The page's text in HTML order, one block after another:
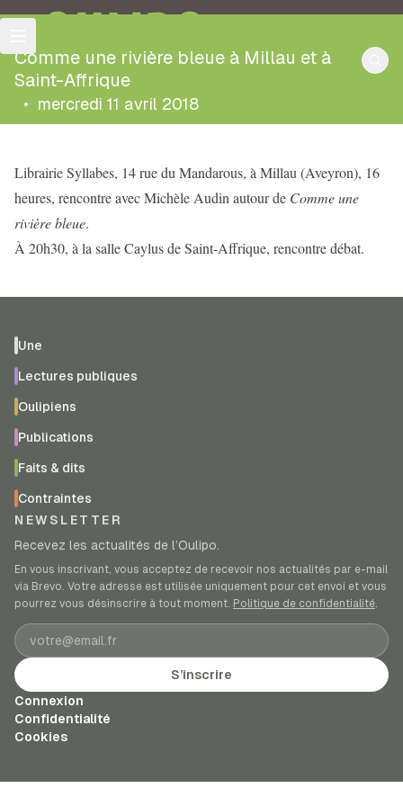
OULIPO
Comme une rivière bleue à Millau et à
Saint-Affrique
• mercredi 11 avril 2018
Librairie Syllabes, 14 rue du Mandarous, à Millau (Aveyron), 16
heures, rencontre avec Michèle Audin autour de Comme une
rivière bleue.
À 20h30, à la salle Caylus de Saint-Affrique, rencontre débat.
Une
Lectures publiques
Oulipiens
Publications
Faits & dits
Contraintes
NEWSLETTER
Recevez les actualités de l’Oulipo.
En vous inscrivant, vous acceptez de recevoir nos actualités par e-mail
via Brevo. Votre adresse est utilisée uniquement pour cet envoi et vous
pourrez vous désinscrire à tout moment. Politique de confidentialité.
Adresse e-mail
S’inscrire
Connexion
Confidentialité
Cookies